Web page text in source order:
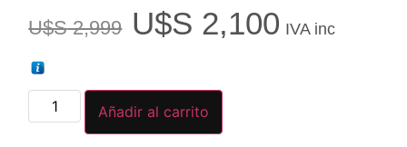
U$S2,999 U$S 2,100 IVA inc
Añadir al carrito